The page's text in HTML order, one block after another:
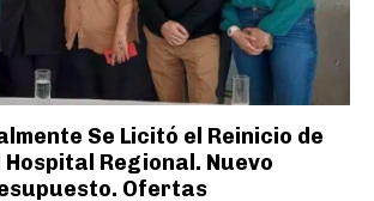
Se Licitó el Reinicio de
Hospital Regional. Nuevo
Ofertas